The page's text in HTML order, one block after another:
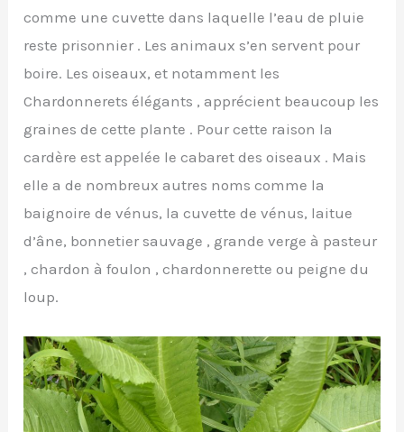
comme une cuvette dans laquelle l’eau de pluie
reste prisonnier . Les animaux s’en servent pour
boire. Les oiseaux, et notamment les
Chardonnerets élégants , apprécient beaucoup les
graines de cette plante . Pour cette raison la
cardère est appelée le cabaret des oiseaux . Mais
elle a de nombreux autres noms comme la
baignoire de vénus, la cuvette de vénus, laitue
d’âne, bonnetier sauvage , grande verge à pasteur
, chardon à foulon , chardonnerette ou peigne du
loup.